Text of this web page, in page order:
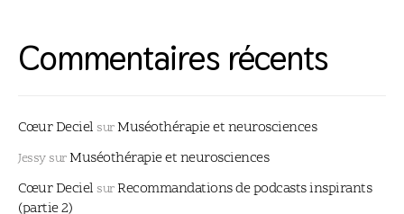
Commentaires récents
Cœur Deciel surMuséothérapie et neurosciences
JessysurMuséothérapie et neurosciences
Cœur Deciel surRecommandations de podcasts inspirants
(partie 2)